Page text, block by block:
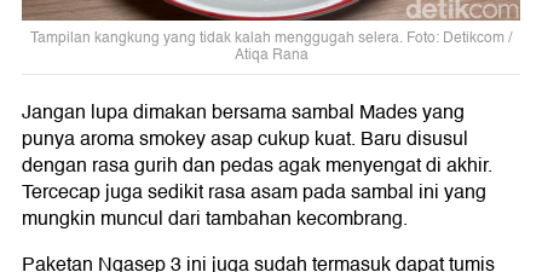
Tampilan kangkung yang tidak kalah menggugah selera. Foto: Detikcom /
Atiqa Rana
Jangan lupa dimakan bersama sambal Mades yang
punya aroma smokey asap cukup kuat. Baru disusul
dengan rasa gurih dan pedas agak menyengat di akhir.
Tercecap juga sedikit rasa asam pada sambal ini yang
mungkin muncul dari tambahan kecombrang.
Paketan Ngasep 3 ini juga sudah termasuk dapat tumis